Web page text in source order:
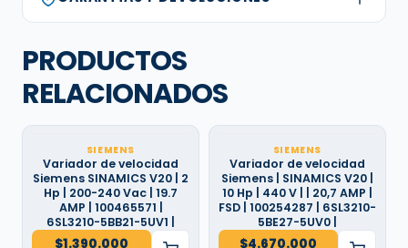
PRODUCTOS
RELACIONADOS
SIEMENS
Variador de velocidad
Siemens SINAMICS V20 | 2
Hp | 200-240 Vac | 19.7
AMP | 100465571 |
6SL3210-5BB21-5UV1 |
$1.390.000
SIEMENS
Variador de velocidad
Siemens | SINAMICS V20 |
10 Hp | 440 V | | 20,7 AMP |
FSD | 100254287 | 6SL3210-
5BE27-5UV0 |
$4.670.000